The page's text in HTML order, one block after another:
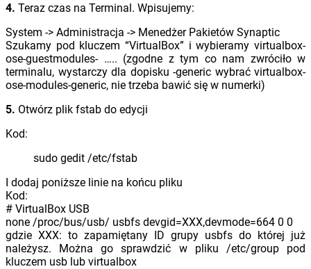
4. Teraz czas na Terminal. Wpisujemy:
System -> Administracja -> Menedżer Pakietów Synaptic
Szukamy pod kluczem “VirtualBox” i wybieramy virtualbox-
ose-guestmodules- ….. (zgodne z tym co nam zwróciło w
terminalu, wystarczy dla dopisku -generic wybrać virtualbox-
ose-modules-generic, nie trzeba bawić się w numerki)
5. Otwórz plik fstab do edycji
Kod:
sudo gedit /etc/fstab
I dodaj poniższe linie na końcu pliku
Kod:
# VirtualBox USB
none /proc/bus/usb/ usbfs devgid=XXX,devmode=664 0 0
gdzie XXX: to zapamiętany ID grupy usbfs do której już
należysz. Można go sprawdzić w pliku /etc/group pod
kluczem usb lub virtualbox